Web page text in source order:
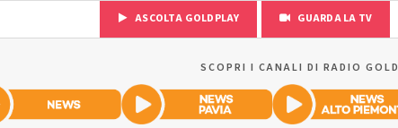
ASCOLTA GOLDPLAY GUARDA LA TV
SCOPRI I CANALI DI RADIO GOLD